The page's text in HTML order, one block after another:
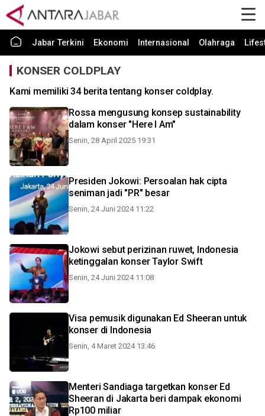
Jabar Terkini Ekonomi Internasional Olahraga
KONSER COLDPLAY
Kami memiliki 34 berita tentang konser coldplay.
Rossa mengusung konsep sustainability
dalam konser "Here I Am"
Senin, 28 April 2025 19:31
Presiden Jokowi: Persoalan hak cipta
seniman jadi "PR" besar
Senin, 24 Juni 2024 11:22
Jokowi sebut perizinan ruwet, Indonesia
ketinggalan konser Taylor Swift
Senin, 24 Juni 2024 11:08
Visa pemusik digunakan Ed Sheeran untuk
konser di Indonesia
Senin, 4 Maret 2024 13:46
Menteri Sandiaga targetkan konser Ed
Sheeran di Jakarta beri dampak ekonomi
Rp100 miliar